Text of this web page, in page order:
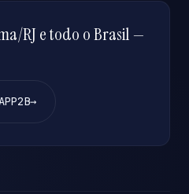
RJ e todo o Brasil —
→